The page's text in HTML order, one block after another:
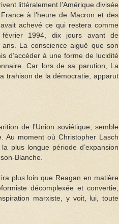
littéralement l’Amérique divisée
à l’heure de Macron et des
achevé ce qui restera comme
1994, dix jours avant de
La conscience aiguë que son
d’accéder à une forme de lucidité
Car lors de sa parution, La
trahison de la démocratie, apparut
de l’Union soviétique, semble
Au moment où Christopher Lasch
plus longue période d’expansion
Blanche.
plus loin que Reagan en matière
décomplexée et convertie,
marxiste, y voit, lui, toute